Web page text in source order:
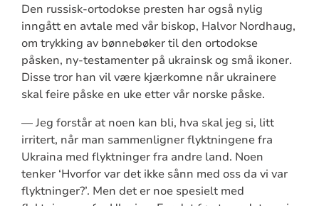
Den russisk-ortodokse presten har også nylig
inngått en avtale med vår biskop, Halvor Nordhaug,
om trykking av bønnebøker til den ortodokse
påsken, ny-testamenter på ukrainsk og små ikoner.
Disse tror han vil være kjærkomne når ukrainere
skal feire påske en uke etter vår norske påske.
— Jeg forstår at noen kan bli, hva skal jeg si, litt
irritert, når man sammenligner flyktningene fra
Ukraina med flyktninger fra andre land. Noen
tenker ‘Hvorfor var det ikke sånn med oss da vi var
flyktninger?’. Men det er noe spesielt med